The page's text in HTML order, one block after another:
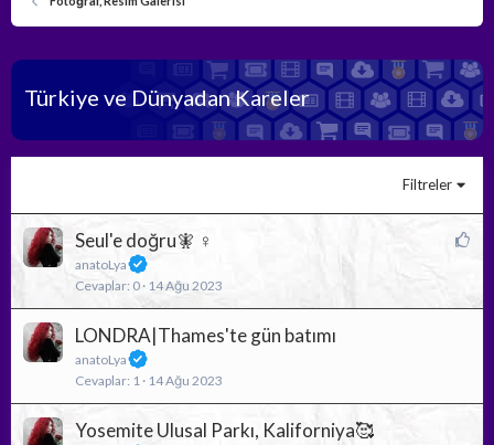
Türkiye ve Dünyadan Kareler
Filtreler
ç
n
Seul'e doğru🧚 ♀️
anatoLya
Cevaplar 0 14 Ağu 2023
LONDRA|Thames'te gün batımı
anatoLya
Cevaplar 1 14 Ağu 2023
Yosemite Ulusal Parkı, Kaliforniya🥰